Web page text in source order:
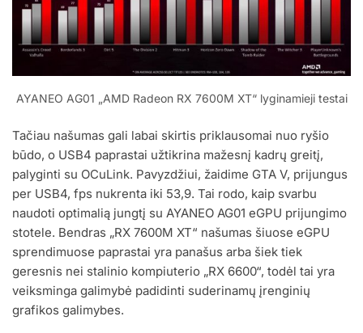
AYANEO AG01 „AMD Radeon RX 7600M XT“ lyginamieji testai
Tačiau našumas gali labai skirtis priklausomai nuo ryšio
būdo, o USB4 paprastai užtikrina mažesnį kadrų greitį,
palyginti su OCuLink. Pavyzdžiui, žaidime GTA V, prijungus
per USB4, fps nukrenta iki 53,9. Tai rodo, kaip svarbu
naudoti optimalią jungtį su AYANEO AG01 eGPU prijungimo
stotele. Bendras „RX 7600M XT“ našumas šiuose eGPU
sprendimuose paprastai yra panašus arba šiek tiek
geresnis nei stalinio kompiuterio „RX 6600“, todėl tai yra
veiksminga galimybė padidinti suderinamų įrenginių
grafikos galimybes.